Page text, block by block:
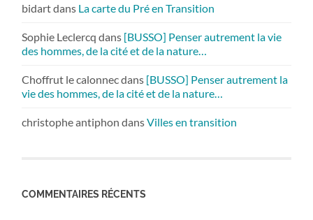
bidartdans La carte du Pré en Transition
Sophie Leclercq dans [BUSSO] Penser autrement la vie
des hommes, de la cité et de la nature…
Choffrut le calonnecdans [BUSSO] Penser autrement la
vie des hommes, de la cité et de la nature…
christophe antiphon dansVilles en transition
COMMENTAIRES RÉCENTS